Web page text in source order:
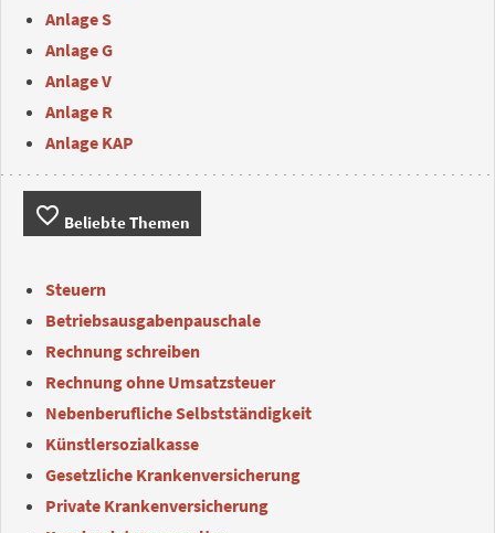
Anlage S
Anlage G
Anlage V
Anlage R
Anlage KAP
favorite_border Beliebte Themen
Steuern
Betriebsausgabenpauschale
Rechnung schreiben
Rechnung ohne Umsatzsteuer
Nebenberufliche Selbstständigkeit
Künstlersozialkasse
Gesetzliche Krankenversicherung
Private Krankenversicherung